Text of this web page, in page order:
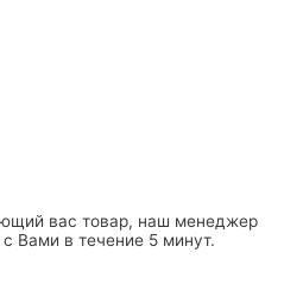
вас товар, наш менеджер
Вами в течение 5 минут.